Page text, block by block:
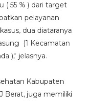
( 55 % ) dari target
pelayanan
dua diataranya
(1 Kecamatan
)," jelasnya.
Kabupaten
Berat, juga memiliki